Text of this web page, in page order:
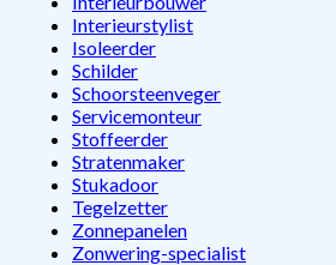
Interieurstylist
Isoleerder
Schilder
Schoorsteenveger
Servicemonteur
Stoffeerder
Stratenmaker
Stukadoor
Tegelzetter
Zonnepanelen
Zonwering-specialist